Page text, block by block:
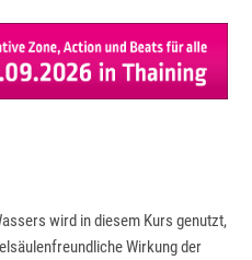
wird in diesem Kurs genutzt,
Wirkung der